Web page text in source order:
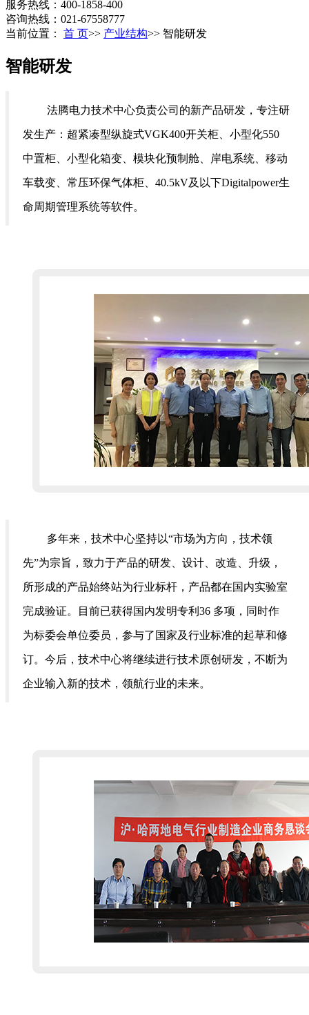
服务热线：400-1858-400
咨询热线：021-67558777
当前位置：
首 页>> 产业结构>> 智能研发
智能研发
法腾电力技术中心负责公司的新产品研发，专注研
发生产：超紧凑型纵旋式VGK400开关柜、小型化550
中置柜、小型化箱变、模块化预制舱、岸电系统、移动
车载变、常压环保气体柜、40.5kV及以下Digitalpower生
命周期管理系统等软件。
多年来，技术中心坚持以“市场为方向，技术领
先”为宗旨，致力于产品的研发、设计、改造、升级，
所形成的产品始终站为行业标杆，产品都在国内实验室
完成验证。目前已获得国内发明专利36 多项，同时作
为标委会单位委员，参与了国家及行业标准的起草和修
订。今后，技术中心将继续进行技术原创研发，不断为
企业输入新的技术，领航行业的未来。